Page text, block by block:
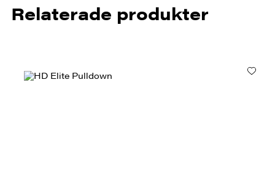
Relaterade produkter